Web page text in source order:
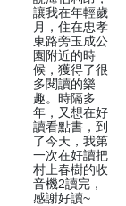
讓我在年輕歲
月，住在忠孝
東路旁玉成公
園附近的時
候，獲得了很
多閱讀的樂
趣。時隔多
年，又想在好
讀看點書，到
了今天，我第
一次在好讀把
村上春樹的收
音機2讀完，
感謝好讀~